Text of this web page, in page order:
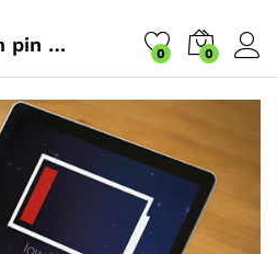
10 mẹo tiết kiệm pin người dùng laptop nên áp dụng ngay 0 0